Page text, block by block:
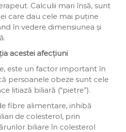
Calculii mari însă, sunt
care dau cele mai puține
în vedere dimensiunea și
acestei afecțiuni
este un factor important în
persoanele obeze sunt cele
litiază biliară (“pietre”).
fibre alimentare, inhibă
de colesterol, prin
biliare în colesterol